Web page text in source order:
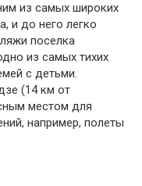
из самых широких
и до него легко
поселка
из самых тихих
с детьми.
(14 км от
местом для
например, полеты